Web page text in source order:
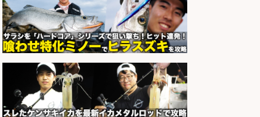
さらに求人情報を見る